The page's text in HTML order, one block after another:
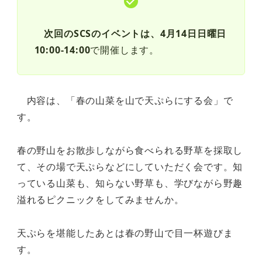
次回のSCSのイベントは、4月14日日曜日
10:00-14:00で開催します。
内容は、「春の山菜を山で天ぷらにする会」で
す。
春の野山をお散歩しながら食べられる野草を採取し
て、その場で天ぷらなどにしていただく会です。知
っている山菜も、知らない野草も、学びながら野趣
溢れるピクニックをしてみませんか。
天ぷらを堪能したあとは春の野山で目一杯遊びま
す。